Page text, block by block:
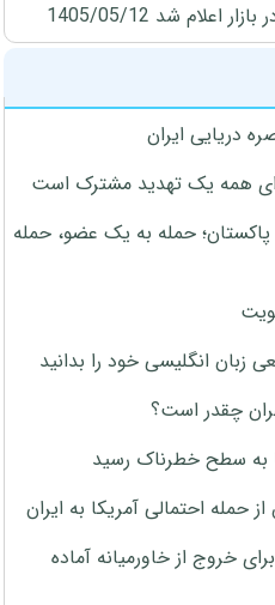
شد 1405/05/12
دریایی ایران
همه یک تهدید مشترک است
پاکستان؛ حمله به یک عضو، حمله
انگلیسی خود را بدانید
به سطح خطرناک رسید
احتمالی آمریکا به ایران
خروج از خاورمیانه آماده